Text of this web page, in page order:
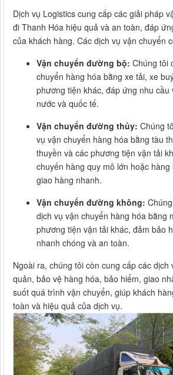
Dịch vụ Logistics cung cấp các giải pháp
đi Thanh Hóa hiệu quả và an toàn, đáp
của khách hàng. Các dịch vụ vận chuyển
Vận chuyển đường bộ: Chúng tôi
chuyển hàng hóa bằng xe tải, xe
phương tiện khác, đáp ứng nhu cầu
nước và quốc tế.
Vận chuyển đường thủy: Chúng
vụ vận chuyển hàng hóa bằng tàu
thuyền và các phương tiện vận tải
chuyến hàng quy mô lớn hoặc
giao hàng nhanh.
Vận chuyển đường không:
dịch vụ vận chuyển hàng hóa bằng
phương tiện vận tải khác, đảm bảo
nhanh chóng và an toàn.
Ngoài ra, chúng tôi còn cung cấp các dịch
quản, bảo vệ hàng hóa, bảo hiểm, giao
suốt quá trình vận chuyển, giúp khách
toàn và hiệu quả của dịch vụ.